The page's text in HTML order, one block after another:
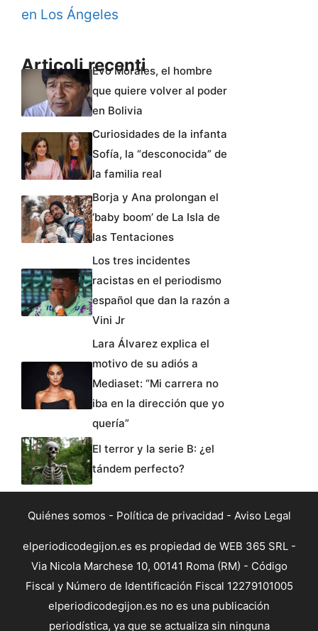
en Los Ángeles
Articoli recentiEvo Morales, el hombre
que quiere volver al poder
en Bolivia
Curiosidades de la infanta
Sofía, la “desconocida” de
la familia real
Borja y Ana prolongan el
‘baby boom’ de La Isla de
las Tentaciones
Los tres incidentes
racistas en el periodismo
español que dan la razón a
Vini Jr
Lara Álvarez explica el
motivo de su adiós a
Mediaset: “Mi carrera no
iba en la dirección que yo
quería”
El terror y la serie B: ¿el
tándem perfecto?
Quiénes somos - Política de privacidad - Aviso Legal
elperiodicodegijon.es es propiedad de WEB 365 SRL -
Via Nicola Marchese 10, 00141 Roma (RM) - Código
Fiscal y Número de Identificación Fiscal 12279101005
elperiodicodegijon.es no es una publicación
periodística, ya que se actualiza sin ninguna